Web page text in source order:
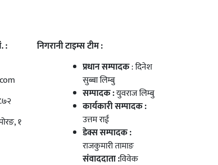
:
१
निगरानी टाइम्स टीम :
प्रधान सम्पादक: दिनेश
सुब्बा लिम्बु
सम्पादक :युवराज लिम्बु
कार्यकारी सम्पादक :
उत्तम राई
डेक्स सम्पादक :
राजकुमारी तामाङ
संवाददाता :विवेक